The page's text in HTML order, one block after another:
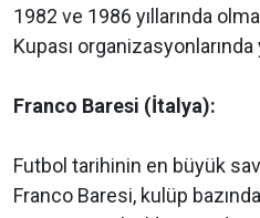
1982 ve 1986 yıllarında
Kupası organizasyonlarında
Franco Baresi (İtalya):
Futbol tarihinin en büyük
Franco Baresi, kulüp